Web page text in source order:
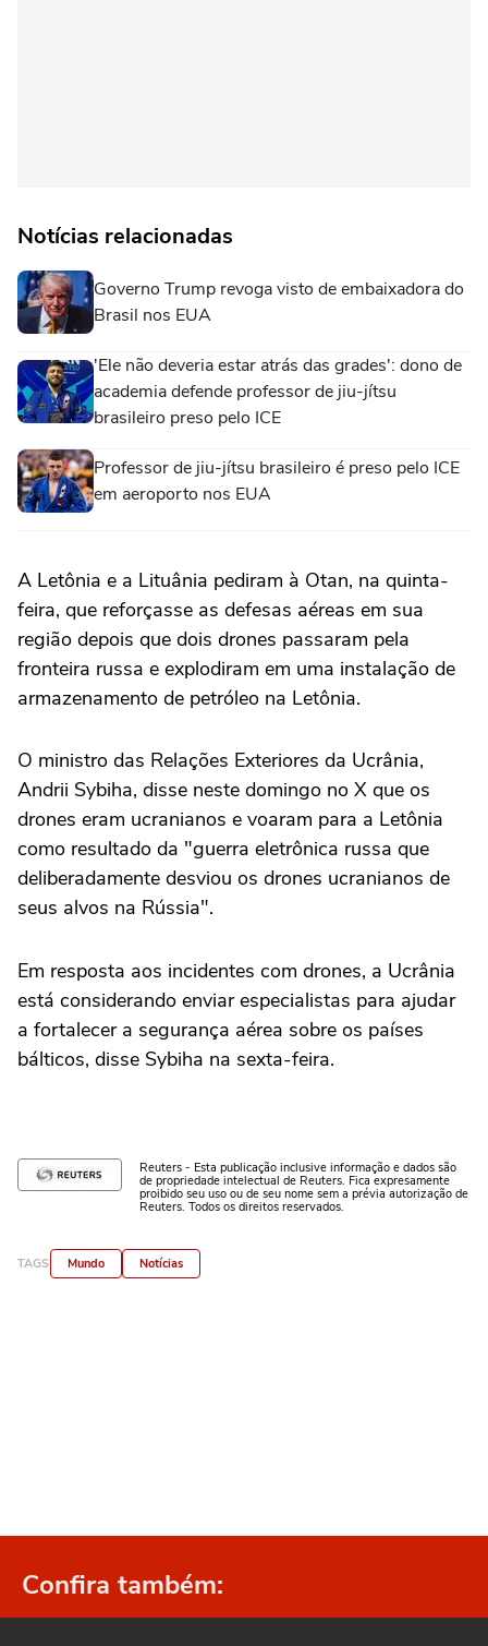
Notícias relacionadas
Governo Trump revoga visto de embaixadora do
Brasil nos EUA
'Ele não deveria estar atrás das grades': dono de
academia defende professor de jiu-jítsu
brasileiro preso pelo ICE
Professor de jiu-jítsu brasileiro é preso pelo ICE
em aeroporto nos EUA
A Letônia e ‌a Lituânia ⁠pediram ⁠à Otan, na quinta-
feira, que reforçasse as defesas aéreas ⁠em ‌sua
região depois ‌que dois drones passaram pela
fronteira russa e explodiram em uma instalação de
armazenamento de ⁠petróleo na Letônia.
O ministro das Relações Exteriores da Ucrânia,
Andrii Sybiha, disse neste domingo no X que ‌os
drones eram ucranianos e voaram para a Letônia
como resultado ⁠da "guerra eletrônica russa que
deliberadamente desviou os drones ucranianos de
seus alvos na Rússia".
Em resposta aos incidentes com drones, a Ucrânia
está considerando enviar especialistas para ajudar
a fortalecer a segurança aérea sobre os países
bálticos, disse Sybiha na sexta-feira.
Reuters - Esta publicação inclusive informação e dados são
de propriedade intelectual de Reuters. Fica expresamente
proibido seu uso ou de seu nome sem a prévia autorização de
Reuters. Todos os direitos reservados.
TAGS Mundo Notícias
Confira também: